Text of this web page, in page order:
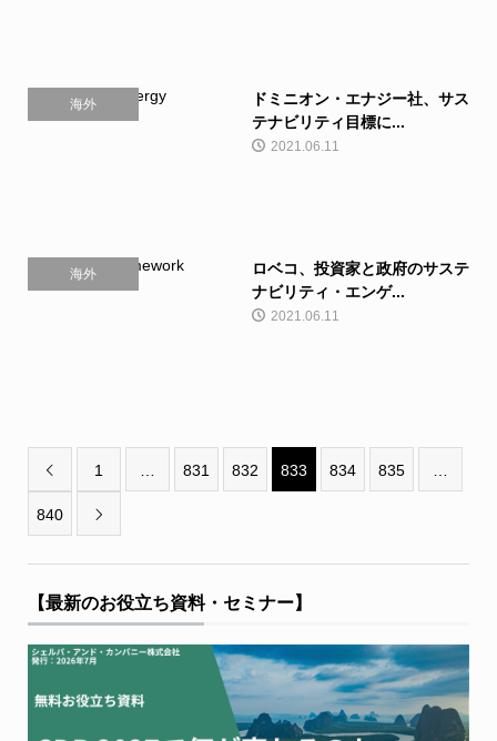
海外
ドミニオン・エナジー社、サス
テナビリティ目標に...
2021.06.11
海外
ロベコ、投資家と政府のサステ
ナビリティ・エンゲ...
2021.06.11
 1 831 832 833 834 835
840 
【最新のお役立ち資料・セミナー】